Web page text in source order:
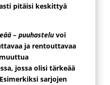
pitäisi keskittyä
– puuhasteluvoi
ja rentouttavaa
jossa olisi tärkeää
sarjojen